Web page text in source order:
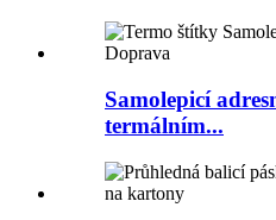
Samolepicí
termálním...